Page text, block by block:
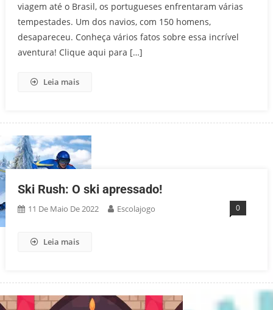
viagem até o Brasil, os portugueses enfrentaram várias
tempestades. Um dos navios, com 150 homens,
desapareceu. Conheça vários fatos sobre essa incrível
aventura! Clique aqui para […]
Leia mais
Ski Rush: O ski apressado!
11 De Maio De 2022 Escolajogo 0
Leia mais